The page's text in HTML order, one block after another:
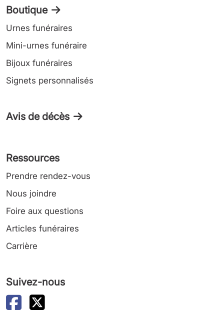
Boutique
Urnes funéraires
Mini-urnes funéraire
Bijoux funéraires
Signets personnalisés
Avis de décès
Ressources
Prendre rendez-vous
Nous joindre
Foire aux questions
Articles funéraires
Carrière
Suivez-nous